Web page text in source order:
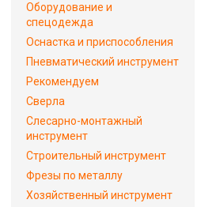
Оборудование и
спецодежда
Оснастка и приспособления
Пневматический инструмент
Рекомендуем
Сверла
Слесарно-монтажный
инструмент
Строительный инструмент
Фрезы по металлу
Хозяйственный инструмент